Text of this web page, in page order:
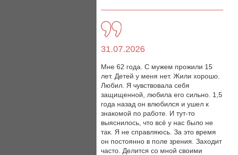
31.07.2026
Мне 62 года. С мужем прожили 15
лет. Детей у меня нет. Жили хорошо.
Любил. Я чувствовала себя
защищенной, любила его сильно. 1,5
года назад он влюбился и ушел к
знакомой по работе. И тут-то
выяснилось, что всё у нас было не
так. Я не справляюсь. За это время
он постоянно в поле зрения. Заходит
часто. Делится со мной своими